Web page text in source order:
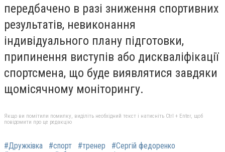
передбачено в разі зниження спортивних
результатів, невиконання
індивідуального плану підготовки,
припинення виступів або дискваліфікації
спортсмена, що буде виявлятися завдяки
щомісячному моніторингу.
Якщо ви помітили помилку, виділіть необхідний текст і натисніть Ctrl + Enter, щоб
повідомити про це редакцію
#Дружківка #спорт #тренер
#Сергій федоренко